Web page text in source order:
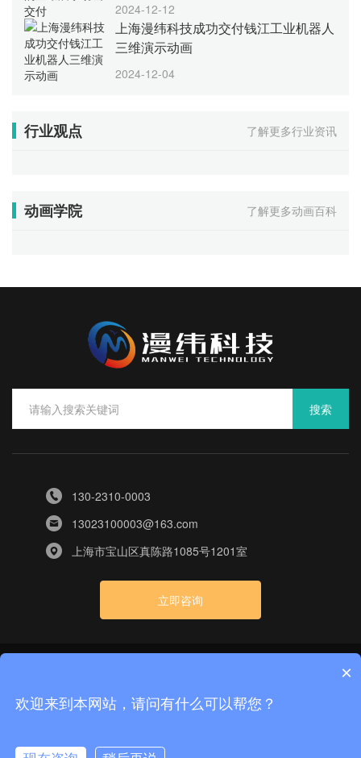
2024-12-12
上海漫纬科技成功交付钱江工业机器人
三维演示动画
2024-12-04
行业观点 了解更多行业资讯
动画学院 了解更多动画百科
搜索
130-2310-0003
13023100003@163.com
上海市宝山区真陈路1085号1201室
立即咨询
沪ICP备2024061574号-2
隐私政策 | 网站地图
×
欢迎来到本网站，请问有什么可以帮您？